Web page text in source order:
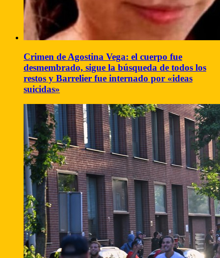
Crimen de Agostina Vega: el cuerpo fue
desmembrado, sigue la búsqueda de todos los
restos y Barrelier fue internado por «ideas
suicidas»